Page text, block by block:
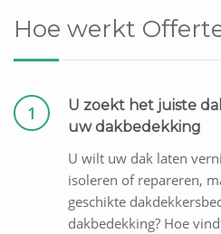
Hoe werkt
1
U zoekt het juiste
uw dakbedekking
U wilt uw dak laten
isoleren of repareren,
geschikte
dakbedekking? Hoe